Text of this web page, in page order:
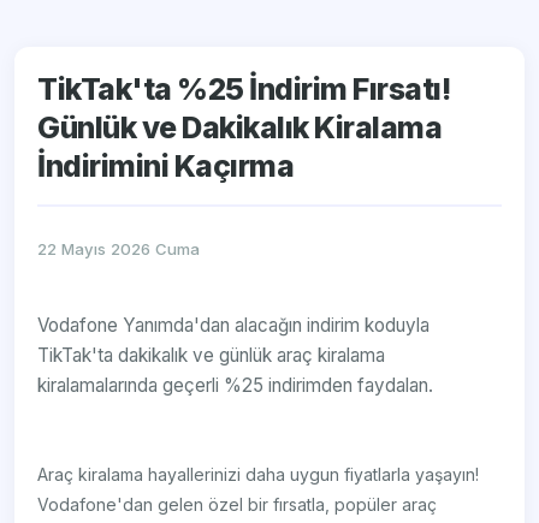
TikTak'ta %25 İndirim Fırsatı!
Günlük ve Dakikalık Kiralama
İndirimini Kaçırma
22 Mayıs 2026 Cuma
Vodafone Yanımda'dan alacağın indirim koduyla
TikTak'ta dakikalık ve günlük araç kiralama
kiralamalarında geçerli %25 indirimden faydalan.
Araç kiralama hayallerinizi daha uygun fiyatlarla yaşayın!
Vodafone'dan gelen özel bir fırsatla, popüler araç